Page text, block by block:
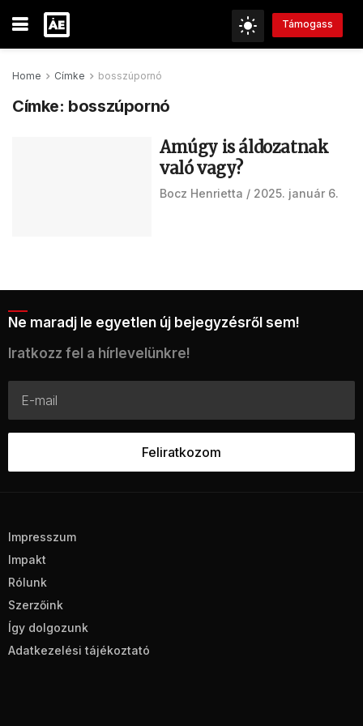
Támogass
Home Címke bosszúpornó
Címke: bosszúpornó
Amúgy is áldozatnak
való vagy?
Bocz Henrietta 2025. január 6.
Ne maradj le egyetlen új bejegyzésről sem!
Iratkozz fel a hírlevelünkre!
Impresszum
Impakt
Rólunk
Szerzőink
Így dolgozunk
Adatkezelési tájékoztató